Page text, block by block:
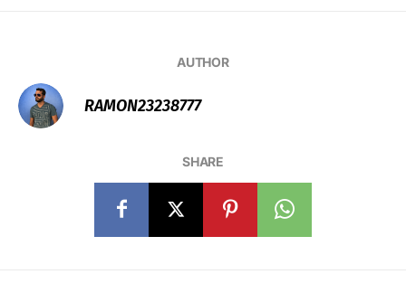
AUTHOR
RAMON23238777
SHARE